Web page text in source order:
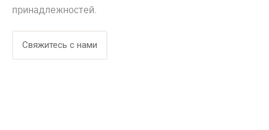
принадлежностей.
Свяжитесь с нами